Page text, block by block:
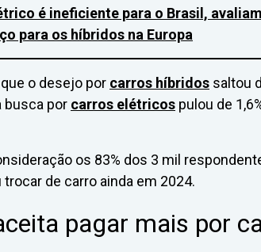
é ineficiente para o Brasil,
para os híbridos na Europa
o desejo por carros híbridos saltou
busca por carros elétricos pulou de
os 83% dos 3 mil
de carro ainda em 2024.
pagar mais por